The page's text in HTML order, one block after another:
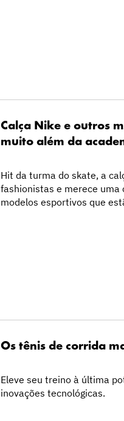
Calça Nike e outros
muito além da
Hit da turma do skate, a
fashionistas e merece uma
modelos esportivos que
Os tênis de corrida
Eleve seu treino à última
inovações tecnológicas.